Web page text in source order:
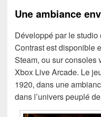
Une ambiance
Développé par le
Contrast est disponible
Steam, ou sur consoles
Xbox Live Arcade. Le
1920, dans une
dans l’univers peuplé